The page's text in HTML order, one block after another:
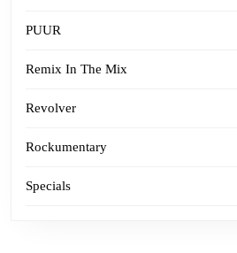
PUUR
Remix In The Mix
Revolver
Rockumentary
Specials